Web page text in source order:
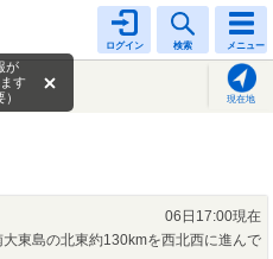
ログイン 検索 メニュー
現在地
が
す
06日17:00現在
東島の北東約130kmを西北西に進んで